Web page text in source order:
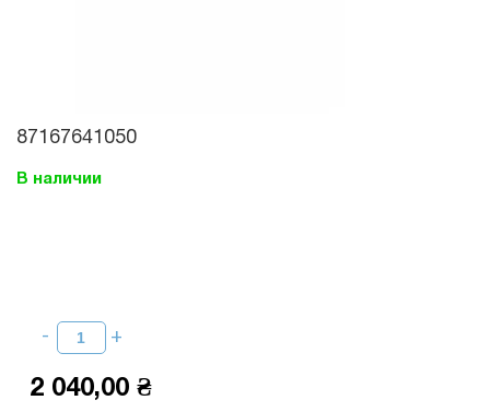
87167641050
2 040,00 ₴
В наличии